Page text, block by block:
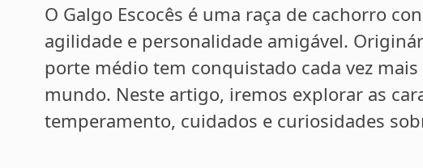
O Galgo Escocês é uma raça de cachorro
agilidade e personalidade amigável.
porte médio tem conquistado cada vez
mundo. Neste artigo, iremos explorar as
temperamento, cuidados e curiosidades